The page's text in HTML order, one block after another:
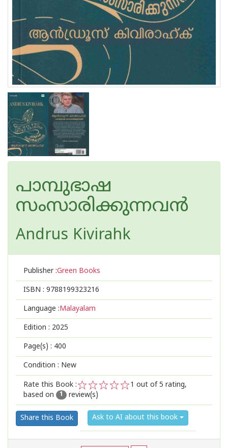
പാമ്പുഭാഷ
സംസാരിക്കുന്നവൻ
Andrus Kivirahk
Publisher :Green Books
ISBN : 9788199323216
Language :Malayalam
Edition : 2025
Page(s) : 400
Condition : New
Rate this Book :
2
1
1 out of 5 rating,
based on
1 review(s)
Share this Book Ask to AI about this book